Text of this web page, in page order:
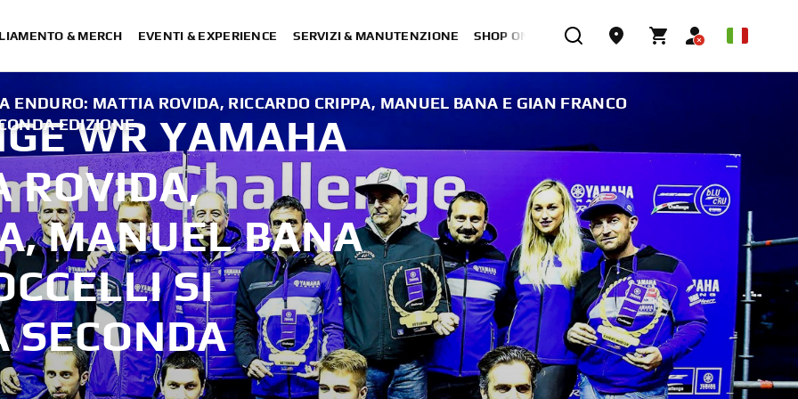
& MERCH EVENTI & EXPERIENCE SERVIZI & MANUTENZIONE SHOP ONLINE
ENDURO: MATTIA ROVIDA, RICCARDO CRIPPA, MANUEL BANA E GIAN FRANCO
EDIZIONE
WR YAMAHA
ROVIDA,
MANUEL BANA
SI
SECONDA